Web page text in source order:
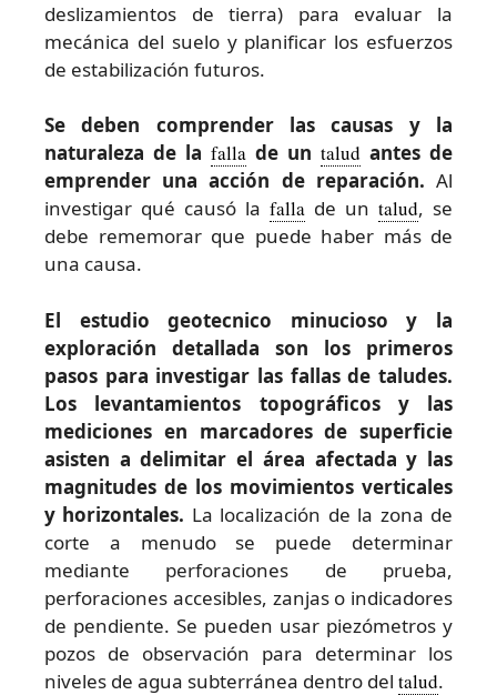
deslizamientos de tierra) para evaluar la
mecánica del suelo y planificar los esfuerzos
de estabilización futuros.
Se deben comprender las causas y la
naturaleza de la falla de un talud antes de
emprender una acción de reparación. Al
investigar qué causó la falla de un talud, se
debe rememorar que puede haber más de
una causa.
El estudio geotecnico minucioso y la
exploración detallada son los primeros
pasos para investigar las fallas de taludes.
Los levantamientos topográficos y las
mediciones en marcadores de superficie
asisten a delimitar el área afectada y las
magnitudes de los movimientos verticales
y horizontales. La localización de la zona de
corte a menudo se puede determinar
mediante perforaciones de prueba,
perforaciones accesibles, zanjas o indicadores
de pendiente. Se pueden usar piezómetros y
pozos de observación para determinar los
niveles de agua subterránea dentro del talud.